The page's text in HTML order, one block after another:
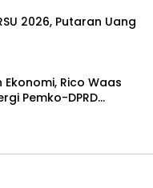
2026, Putaran Uang
Rico Waas
Pemko-DPRD